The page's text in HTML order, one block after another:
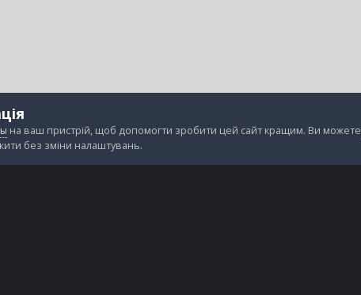
на ваш пристрій, щоб допомогти зробити цей сайт кращим. Ви можете
без зміни налаштувань.